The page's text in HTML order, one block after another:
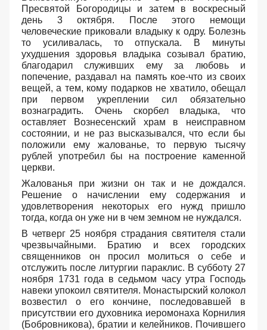
Пресвятой Богородицы и затем в воскресный
день 3 октября. После этого немощи
человеческие приковали владыку к одру. Болезнь
то усиливалась, то отпускала. В минуты
ухудшения здоровья владыка созывал братию,
благодарил служивших ему за любовь и
попечение, раздавал на память кое-что из своих
вещей, а тем, кому подарков не хватило, обещал
при первом укреплении сил обязательно
вознаградить. Очень скорбел владыка, что
оставляет Вознесенский храм в неисправном
состоянии, и не раз высказывался, что если бы
положили ему жалованье, то первую тысячу
рублей употребил бы на построение каменной
церкви.
Жалованья при жизни он так и не дождался.
Решение о начислении ему содержания и
удовлетворения некоторых его нужд пришло
тогда, когда он уже ни в чем земном не нуждался.
В четверг 25 ноября страдания святителя стали
чрезвычайными. Братию и всех городских
священников он просил молиться о себе и
отслужить после литургии параклис. В субботу 27
ноября 1731 года в седьмом часу утра Господь
навеки упокоил святителя. Монастырский колокол
возвестил о его кончине, последовавшей в
присутствии его духовника иеромонаха Корнилия
(Бобровникова), братии и келейников. Почившего